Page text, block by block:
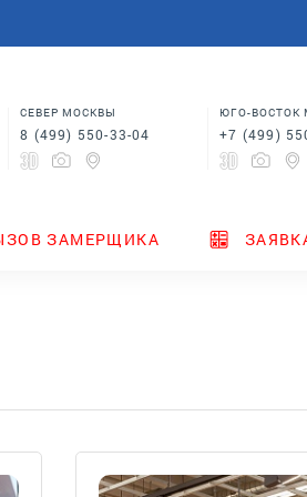
СЕВЕР МОСКВЫ
8 (499) 550-33-04
ЮГО-ВОСТОК
+7 (499)
ЗАМЕРЩИКА
НОВИНКИ
Столы